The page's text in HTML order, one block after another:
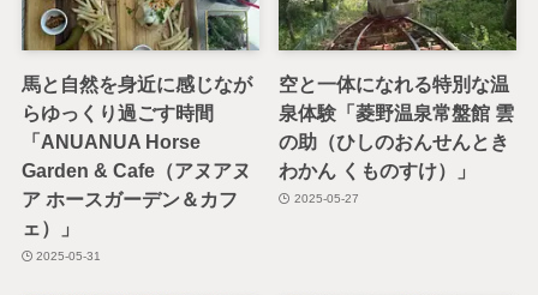
馬と自然を身近に感じなが
らゆっくり過ごす時間
「ANUANUA Horse
Garden & Cafe（アヌアヌ
ア ホースガーデン＆カフ
ェ）」
2025-05-31
空と一体になれる特別な温
泉体験「菱野温泉常盤館 雲
の助（ひしのおんせんとき
わかん くものすけ）」
2025-05-27